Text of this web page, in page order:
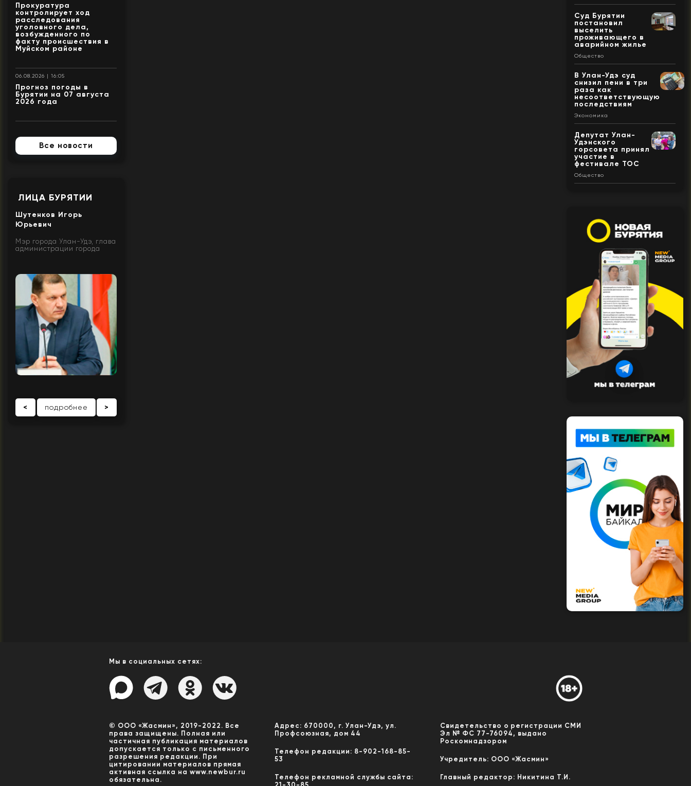
Прокуратура
контролирует ход
расследования
уголовного дела,
возбужденного по
факту происшествия в
Муйском районе
06.08.2026 | 16:05
Прогноз погоды в
Бурятии на 07 августа
2026 года
Все новости
ЛИЦА БУРЯТИИ
Шутенков Игорь
Юрьевич
Мэр города Улан-Удэ, глава
администрации города
< подробнее >
Суд Бурятии
постановил
выселить
проживающего в
аварийном жилье
Общество
В Улан-Удэ суд
снизил пени в три
раза как
несоответствующую
последствиям
Экономика
Депутат Улан-
Удэнского
горсовета принял
участие в
фестивале ТОС
Общество
Мы в социальных сетях:
© ООО «Жасмин», 2019-2022. Все
права защищены. Полная или
частичная публикация материалов
допускается только с письменного
разрешения редакции. При
цитировании материалов прямая
активная ссылка на www.newbur.ru
обязательна.
Адрес: 670000, г. Улан-Удэ, ул.
Профсоюзная, дом 44
Телефон редакции: 8-902-168-85-
53
Телефон рекламной службы сайта:
Свидетельство о регистрации СМИ
Эл № ФС 77-76094, выдано
Роскомнадзором
Учредитель: ООО «Жасмин»
Главный редактор: Никитина Т.И.